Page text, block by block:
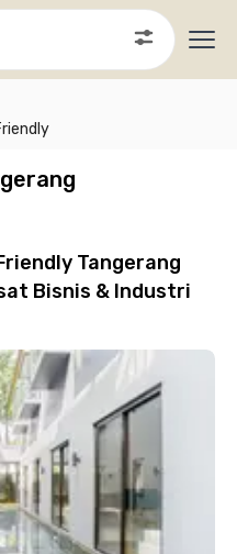
Tangerang
Bisnis & Industri